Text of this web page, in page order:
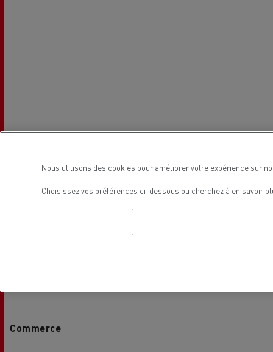
Commerce
Nous utilisons des cookies pour améliorer votre expérience sur
Choisissez vos préférences ci-dessous ou cherchez à en savoir